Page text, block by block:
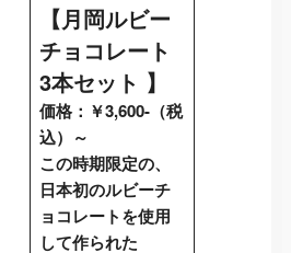
【月岡ルビー
チョコレート
3本セット 】
価格：￥3,600-（税
込）～
この時期限定の、
日本初のルビーチ
ョコレートを使用
して作られた